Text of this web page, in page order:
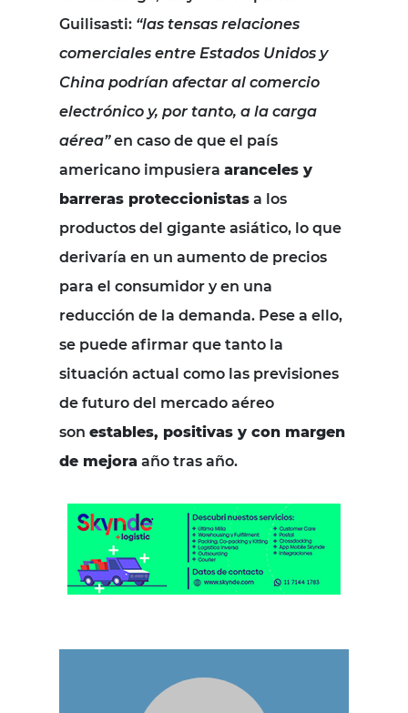
Guilisasti: “las tensas relaciones
comerciales entre Estados Unidos y
China podrían afectar al comercio
electrónico y, por tanto, a la carga
aérea”en caso de que el país
americano impusiera aranceles y
barreras proteccionistas a los
productos del gigante asiático, lo que
derivaría en un aumento de precios
para el consumidor y en una
reducción de la demanda. Pese a ello,
se puede afirmar que tanto la
situación actual como las previsiones
de futuro del mercado aéreo
son estables, positivas y con margen
de mejora año tras año.